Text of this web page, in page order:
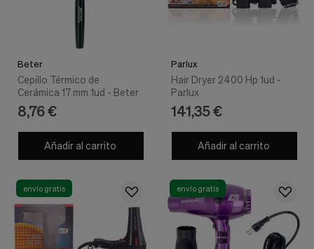
Beter
Cepillo Térmico de
Cerámica 17 mm 1ud - Beter
8,76 €
Añadir al carrito
Parlux
Hair Dryer 2400 Hp 1ud -
Parlux
141,35 €
Añadir al carrito
envío gratis envío gratis